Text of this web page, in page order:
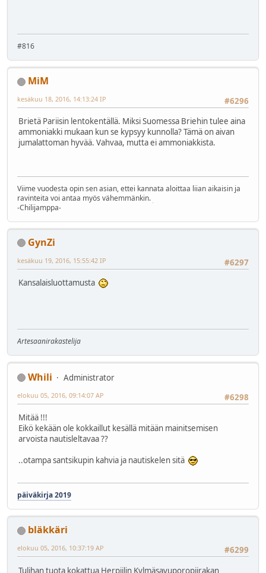
#816
MiM
#6296
kesäkuu 18, 2016, 14:13:24 IP
Brietä Pariisin lentokentällä. Miksi Suomessa Briehin tulee aina
ammoniakki mukaan kun se kypsyy kunnolla? Tämä on aivan
jumalattoman hyvää. Vahvaa, mutta ei ammoniakkista.
Viime vuodesta opin sen asian, ettei kannata aloittaa liian aikaisin ja
ravinteita voi antaa myös vähemmänkin.
-Chilijamppa-
GynZi
#6297
kesäkuu 19, 2016, 15:55:42 IP
Kansalaisluottamusta
Artesaanirakastelija
Whili
Administrator
#6298
elokuu 05, 2016, 09:14:07 AP
Mitää !!!
Eikö kekään ole kokkaillut kesällä mitään mainitsemisen
arvoista nautisleltavaa ??
..otampa santsikupin kahvia ja nautiskelen sitä
päiväkirja 2019
bläkkäri
#6299
elokuu 05, 2016, 10:37:19 AP
Tulihan tuota kokattua Herpiilin Kylmäsavuporopiirakan